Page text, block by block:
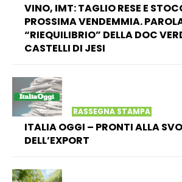
VINO, IMT: TAGLIO RESE E
PROSSIMA VENDEMMIA.
“RIEQUILIBRIO” DELLA DOC
CASTELLI DI JESI
RASSEGNA STAMPA
ITALIA OGGI – PRONTI ALLA
DELL’EXPORT